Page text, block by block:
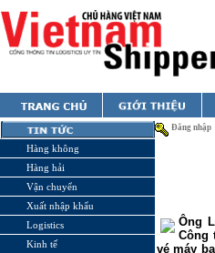
Hàng không
Hàng hải
Vận chuyển
Xuất nhập khẩu
Logistics
Kinh tế
Đăng nhập
Ông
Công
vé máy